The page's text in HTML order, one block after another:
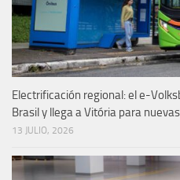
Electrificación regional: el e-
Brasil y llega a Vitória para
13 JULIO, 2026